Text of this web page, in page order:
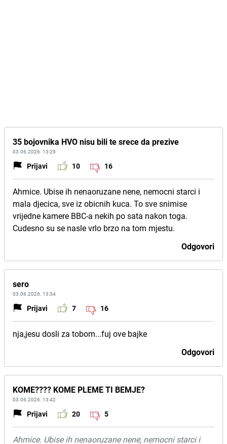
35 bojovnika HVO nisu bili te srece da prezive
03.06.2026. 13:29
Prijavi 10 16
Ahmice. Ubise ih nenaoruzane nene, nemocni starci i
mala djecica, sve iz obicnih kuca. To sve snimise
vrijedne kamere BBC-a nekih po sata nakon toga.
Cudesno su se nasle vrlo brzo na tom mjestu.
Odgovori
sero
03.06.2026. 13:34
Prijavi 7 16
nja,jesu dosli za tobom...fuj ove bajke
Odgovori
KOME???? KOME PLEME TI BEMJE?
03.06.2026. 13:42
Prijavi 20 5
Ahmice. Ubise ih nenaoruzane nene, nemocni starci i